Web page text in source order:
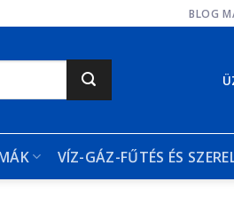
BLOG
VÍZ-GÁZ-FŰTÉS ÉS